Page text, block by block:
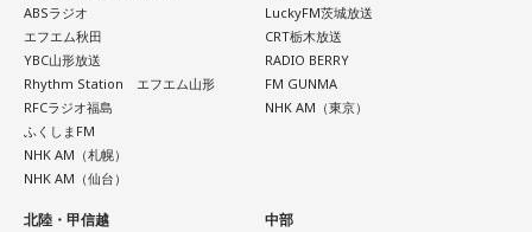
ABSラジオ
エフエム秋田
YBC山形放送
Rhythm Station エフエム山形
RFCラジオ福島
ふくしまFM
NHK AM（札幌）
NHK AM（仙台）
LuckyFM茨城放送
CRT栃木放送
RADIO BERRY
FM GUNMA
NHK AM（東京）
北陸・甲信越 中部